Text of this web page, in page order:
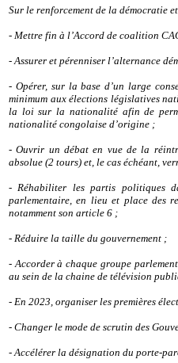
Sur le renforcement de la démocratie
- Mettre fin à l’Accord de coalition
- Assurer et pérenniser l’alternance
- Opérer, sur la base d’un large
minimum aux élections législatives
la loi sur la nationalité afin de
nationalité congolaise d’origine ;
- Ouvrir un débat en vue de la
absolue (2 tours) et, le cas échéant,
- Réhabiliter les partis politiques
parlementaire, en lieu et place des
notamment son article 6 ;
- Réduire la taille du gouvernement ;
- Accorder à chaque groupe
au sein de la chaine de télévision
- En 2023, organiser les premières
- Changer le mode de scrutin des
- Accélérer la désignation du porte-